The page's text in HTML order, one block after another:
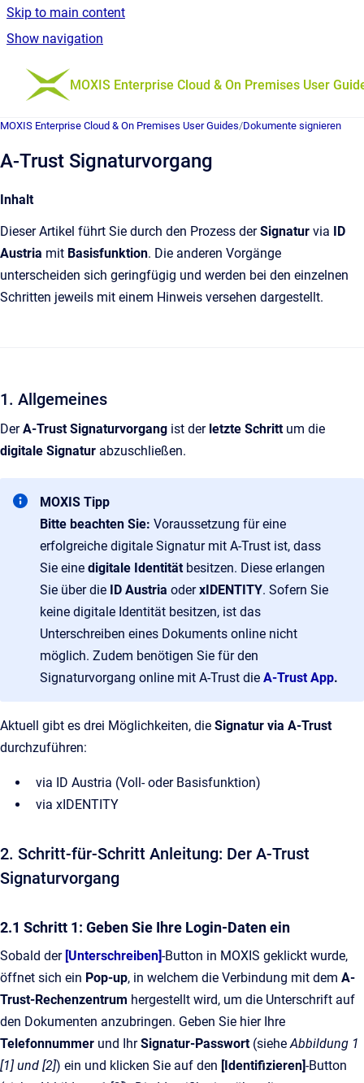
Skip to main content
Show navigation
Go to homepage
MOXIS Enterprise Cloud & On Premises User
MOXIS Enterprise Cloud & On Premises User Guides/Dokumente signieren
A-Trust Signaturvorgang
Inhalt
Dieser Artikel führt Sie durch den Prozess derSignatur via ID
Austria mit Basisfunktion. Die anderen Vorgänge
unterscheiden sich geringfügig und werden bei den einzelnen
Schritten jeweils mit einem Hinweis versehen dargestellt.
1. Allgemeines
DerA-Trust Signaturvorgang ist der letzte Schritt um die
digitale Signatur abzuschließen.
MOXIS Tipp
Bitte beachten Sie: Voraussetzung für eine
erfolgreiche digitale Signatur mit A-Trust ist, dass
Sie eine digitale Identität besitzen. Diese erlangen
Sie über die ID Austria oderxIDENTITY. Sofern Sie
keine digitale Identität besitzen, ist das
Unterschreiben eines Dokuments online nicht
möglich. Zudem benötigen Sie für den
Signaturvorgang online mit A-Trust die A-Trust App.
Aktuell gibt es drei Möglichkeiten, die Signatur via A-Trust
durchzuführen:
via ID Austria (Voll- oder Basisfunktion)
via xIDENTITY
2. Schritt-für-Schritt Anleitung: Der A-Trust
Signaturvorgang
2.1 Schritt 1: Geben Sie Ihre Login-Daten ein
Sobald der [Unterschreiben]-Button in MOXIS geklickt wurde,
öffnet sich ein Pop-up, in welchem die Verbindung mit dem A-
Trust-Rechenzentrum hergestellt wird, um die Unterschrift auf
den Dokumenten anzubringen. Geben Sie hier Ihre
Telefonnummer und IhrSignatur-Passwort (sieheAbbildung 1
[1] und [2]) ein und klicken Sie auf den [Identifizieren]-Button